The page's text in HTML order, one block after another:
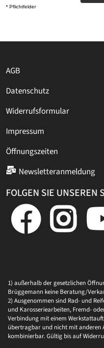
* Pflichtfelder
AGB
Datenschutz
Widerrufsformular
Impressum
Öffnungszeiten
Newsletteranmeldung
FOLGEN SIE UNSEREN
1) außerhalb der gesetzlichen
Brüggemann keine Beratung/
2) Ausgenommen sind Rad- und
und Karosseriearbeiten, Fremd-
Verbindung mit einem
übertragbar und nicht mit anderen
kombinierbar. Gültig bis auf